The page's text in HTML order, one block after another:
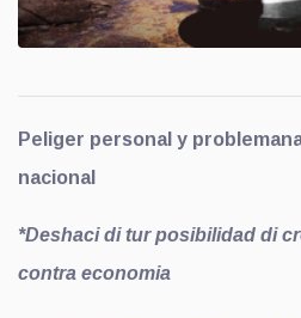
Peliger personal y
nacional
*Deshaci di tur posibilidad di
contra economia